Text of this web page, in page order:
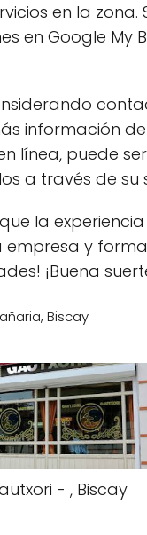
en la
en Google My
información
línea, puede
a través de su
la
y
¡Buena
Biscay
- , Biscay